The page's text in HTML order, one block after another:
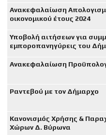
Ανακεφαλαίωση
οικονομικού έτους 2024
Υποβολή αιτήσεων για
εμποροπανηγύρεις του
Ανακεφαλαίωση
Ραντεβού με τον Δήμαρχο
Κανονισμός Χρήσης &
Χώρων Δ. Βύρωνα